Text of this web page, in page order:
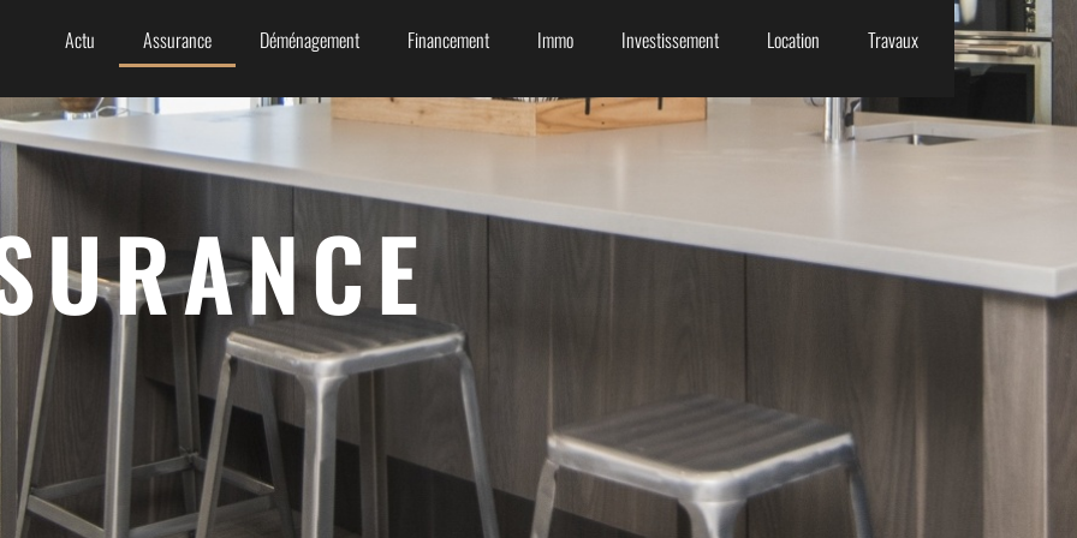
Actu Assurance Déménagement Financement Immo Investissement Location Travaux